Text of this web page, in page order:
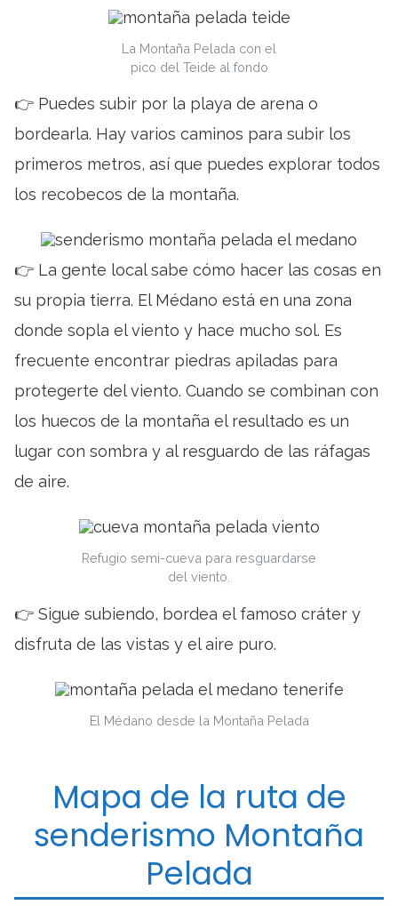
La Montaña Pelada con el
pico del Teide al fondo
👉 Puedes subir por la playa de arena o
bordearla. Hay varios caminos para subir los
primeros metros, así que puedes explorar todos
los recobecos de la montaña.
👉 La gente local sabe cómo hacer las cosas en
su propia tierra. El Médano está en una zona
donde sopla el viento y hace mucho sol. Es
frecuente encontrar piedras apiladas para
protegerte del viento. Cuando se combinan con
los huecos de la montaña el resultado es un
lugar con sombra y al resguardo de las ráfagas
de aire.
Refugio semi-cueva para resguardarse
del viento.
👉 Sigue subiendo, bordea el famoso cráter y
disfruta de las vistas y el aire puro.
El Médano desde la Montaña Pelada
Mapa de la ruta de
senderismo Montaña
Pelada